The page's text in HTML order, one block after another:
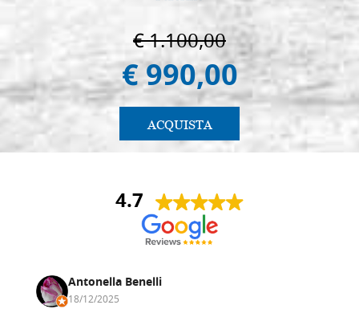
€ 1.100,00
€ 990,00
ACQUISTA
4.7
Antonella Benelli
18/12/2025